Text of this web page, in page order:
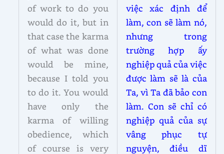
of work to do you
would do it, but in
that case the karma
of what was done
would be mine,
because I told you
to do it. You would
have only the
karma of willing
obedience, which
of course is very
việc xác định để
làm, con sẽ làm nó,
nhưng trong
trường hợp ấy
nghiệp quả của việc
được làm sẽ là của
Ta, vì Ta đã bảo con
làm. Con sẽ chỉ có
nghiệp quả của sự
vâng phục tự
nguyện, điều dĩ